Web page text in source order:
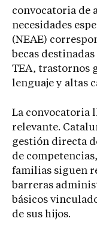
convocatoria de
necesidades
(NEAE)
becas
TEA, trastornos
lenguaje y altas
La convocatoria
relevante.
gestión directa
de
familias siguen
barreras
básicos
de sus hijos.